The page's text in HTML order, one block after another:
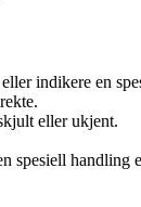
indikere en
eller ukjent.
spesiell handling